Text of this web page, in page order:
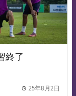
終了
25年8月2日